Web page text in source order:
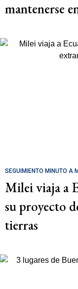
mantenerse
SEGUIMIENTO MINUTO A
Milei viaja a
su proyecto
tierras